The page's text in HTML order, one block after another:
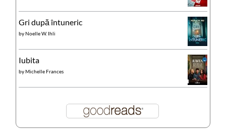
Gri după întuneric
byNoelle W. Ihli
Iubita
byMichelle Frances